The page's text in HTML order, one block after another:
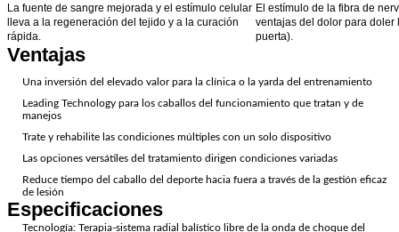
La fuente de sangre mejorada y el estímulo celular
lleva a la regeneración del tejido y a la curación
rápida.
El estímulo de la fibra de
ventajas del dolor para
puerta).
Ventajas
Una inversión del elevado valor para la clínica o la yarda del entrenamiento
Leading Technology para los caballos del funcionamiento que tratan y de
manejos
Trate y rehabilite las condiciones múltiples con un solo dispositivo
Las opciones versátiles del tratamiento dirigen condiciones variadas
Reduce tiempo del caballo del deporte hacia fuera a través de la gestión eficaz
de lesión
Especificaciones
Tecnología: Terapia-sistema radial balístico libre de la onda de choque del